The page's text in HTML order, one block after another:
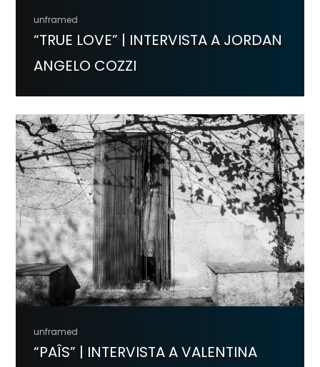
unframed
“TRUE LOVE” | INTERVISTA A JORDAN
ANGELO COZZI
unframed
“PAÎS” | INTERVISTA A VALENTINA